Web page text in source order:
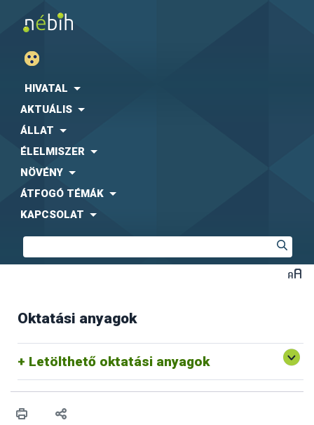
HIVATAL
AKTUÁLIS
ÁLLAT
ÉLELMISZER
NÖVÉNY
ÁTFOGÓ TÉMÁK
KAPCSOLAT
Oktatási anyagok
Letölthető oktatási anyagok